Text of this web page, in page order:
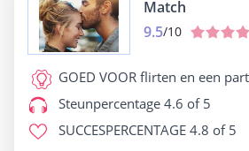
Match
9.5/10
GOED VOOR flirten en een
Steunpercentage 4.6 of 5
SUCCESPERCENTAGE 4.8 of 5